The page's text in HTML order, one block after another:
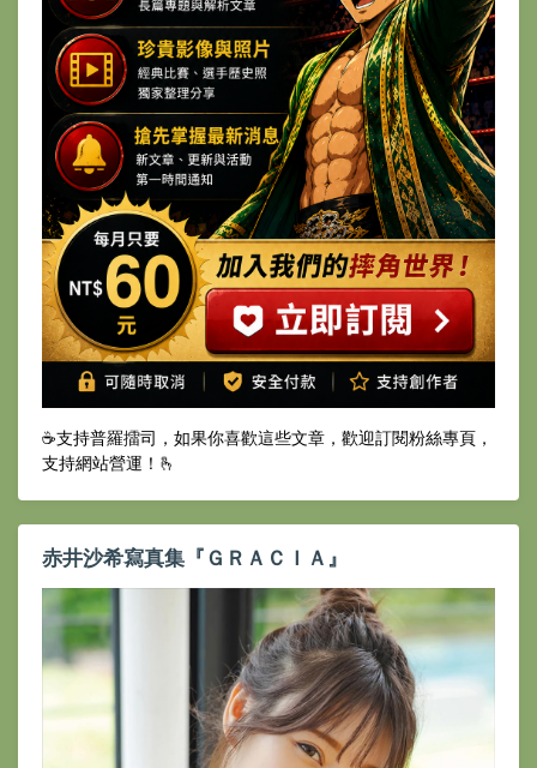
☕️支持普羅擂司，如果你喜歡這些文章，歡迎訂閱粉絲專頁，
支持網站營運！🫰
赤井沙希寫真集『ＧＲＡＣＩＡ』